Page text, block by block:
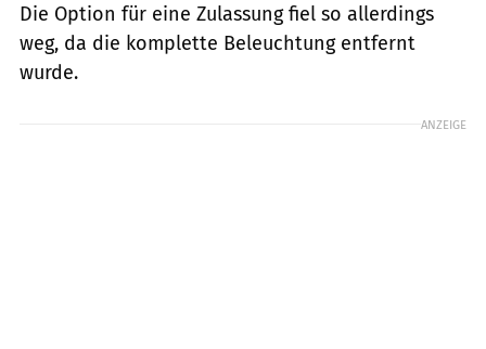
Die Option für eine Zulassung fiel so allerdings
weg, da die komplette Beleuchtung entfernt
wurde.
ANZEIGE